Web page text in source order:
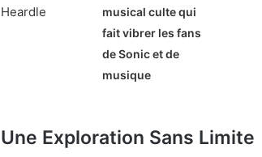
musical culte qui
fait vibrer les fans
de Sonic et de
musique
Une Exploration Sans Limite